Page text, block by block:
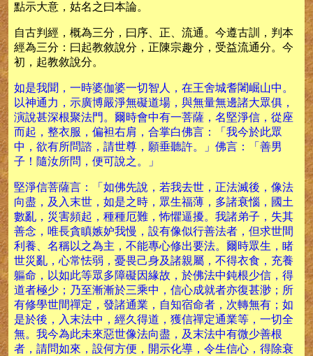
點示大意，姑名之曰本論。
自古判經，概為三分，曰序、正、流通。今遵古訓，判本
經為三分：曰起教敘說分，正陳宗趣分，受益流通分。今
初，起教敘說分。
如是我聞，一時婆伽婆一切智人，在王舍城耆闍崛山中。
以神通力，示廣博嚴淨無礙道場，與無量無邊諸大眾俱，
演說甚深根聚法門。爾時會中有一菩薩，名堅淨信，從座
而起，整衣服，偏袒右肩，合掌白佛言：「我今於此眾
中，欲有所問諮，請世尊，願垂聽許。」佛言：「善男
子！隨汝所問，便可說之。」
堅淨信菩薩言：「如佛先說，若我去世，正法滅後，像法
向盡，及入末世，如是之時，眾生福薄，多諸衰惱，國土
數亂，災害頻起，種種厄難，怖懼逼擾。我諸弟子，失其
善念，唯長貪瞋嫉妒我慢，設有像似行善法者，但求世間
利養、名稱以之為主，不能專心修出要法。爾時眾生，睹
世災亂，心常怯弱，憂畏己身及諸親屬，不得衣食，充養
軀命，以如此等眾多障礙因緣故，於佛法中鈍根少信，得
道者極少；乃至漸漸於三乘中，信心成就者亦復甚渺；所
有修學世間禪定，發諸通業，自知宿命者，次轉無有；如
是於後，入末法中，經久得道，獲信禪定通業等，一切全
無。我今為此未來惡世像法向盡，及末法中有微少善根
者，請問如來，設何方便，開示化導，令生信心，得除衰